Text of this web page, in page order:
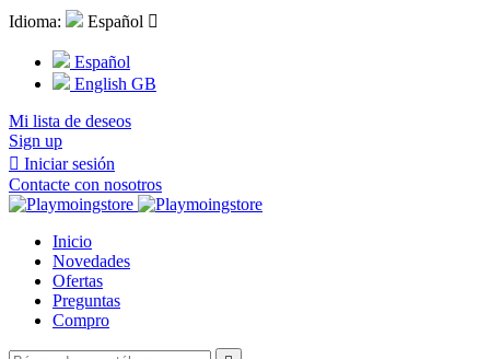
Idioma: Español 
Español
English GB
Mi lista de deseos
Sign up
 Iniciar sesión
Contacte con nosotros
Inicio
Novedades
Ofertas
Preguntas
Compro